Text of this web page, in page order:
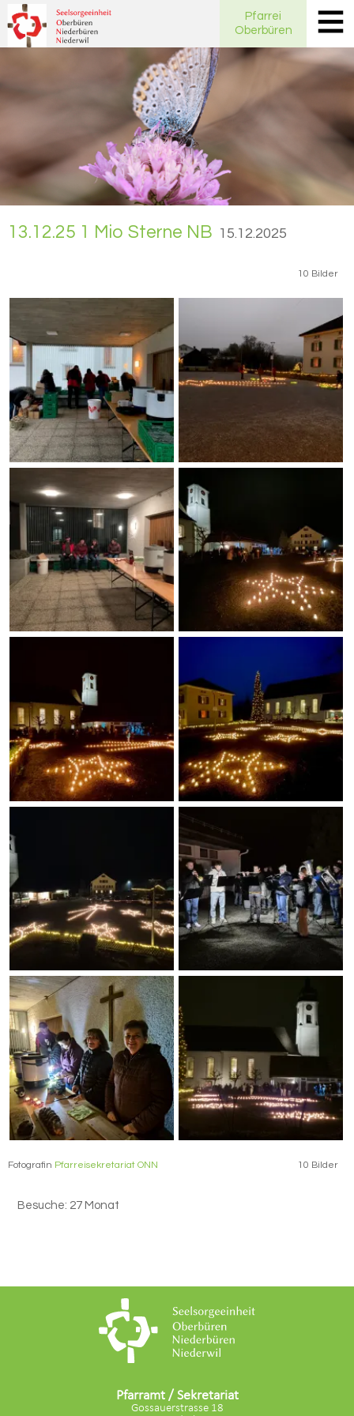
Pfarrei
Oberbüren
13.12.25 1 Mio Ster­ne NB 15.12.2025
10 Bilder
Fotografin Pfarreisekretariat ONN 10 Bilder
Besuche: 27 Monat
Pfarramt / Sekretariat
Gossauerstrasse 18